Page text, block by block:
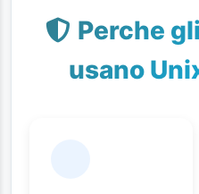
Perche
usano